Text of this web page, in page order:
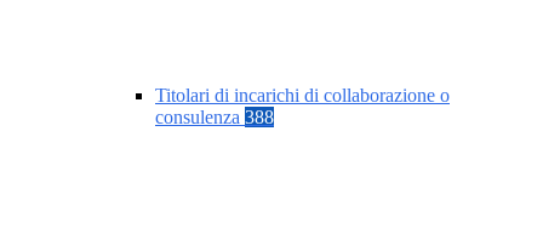
Titolari di incarichi di collaborazione o
consulenza 388